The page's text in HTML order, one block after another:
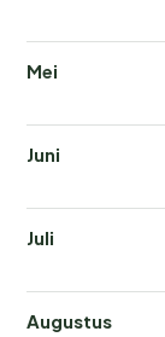
Mei
Juni
Juli
Augustus